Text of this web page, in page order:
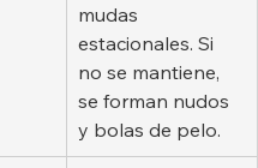
mudas
estacionales. Si
no se mantiene,
se forman nudos
y bolas de pelo.